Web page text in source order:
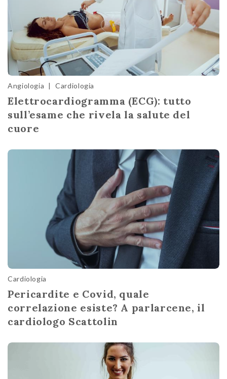
Angiologia | Cardiologia
Elettrocardiogramma (ECG): tutto
sull’esame che rivela la salute del
cuore
Cardiologia
Pericardite e Covid, quale
correlazione esiste? A parlarcene, il
cardiologo Scattolin